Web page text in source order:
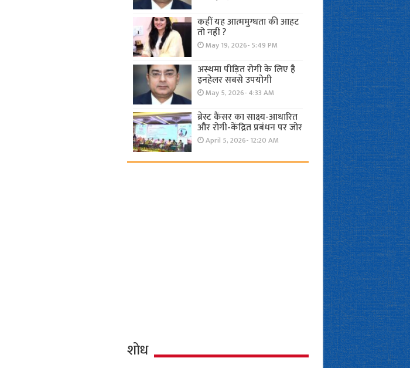
कहीं यह आत्ममुग्धता की आहट
तो नहीं ?
May 19, 2026- 5:49 PM
अस्थमा पीड़ित रोगी के लिए है
इनहेलर सबसे उपयोगी
May 5, 2026- 4:33 AM
ब्रेस्ट कैंसर का साक्ष्य-आधारित
और रोगी-केंद्रित प्रबंधन पर जोर
April 5, 2026- 12:20 AM
शोध